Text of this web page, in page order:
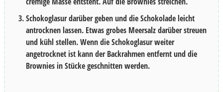
Schokoglasur darüber geben und die Schokolade leicht
antrocknen lassen. Etwas grobes Meersalz darüber streuen
und kühl stellen. Wenn die Schokoglasur weiter
angetrocknet ist kann der Backrahmen entfernt und die
Brownies in Stücke geschnitten werden.